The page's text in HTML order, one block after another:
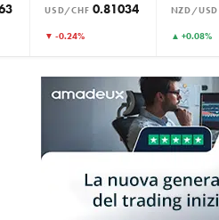
USD/CHF 0.81034
▼ -0.24%
NZD/USD
▲ +0.08%